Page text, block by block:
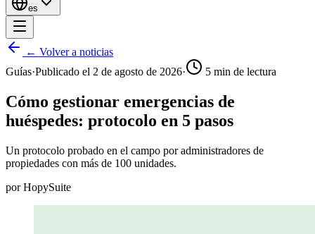
es
← Volver a noticias
Guías·Publicado el 2 de agosto de 2026· 5 min de lectura
Cómo gestionar emergencias de
huéspedes: protocolo en 5 pasos
Un protocolo probado en el campo por administradores de
propiedades con más de 100 unidades.
por HopySuite